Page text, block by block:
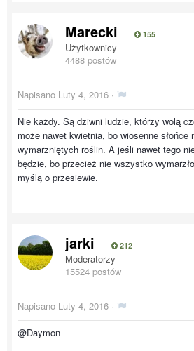
Marecki 155
Użytkownicy
4488 postów
Napisano Luty 4, 2016 ·
Nie każdy. Są dziwni ludzie, którzy wolą
może nawet kwietnia, bo wiosenne słońce
wymarzniętych roślin. A jeśli nawet tego
będzie, bo przecież nie wszystko
myślą o przesiewie.
jarki 212
Moderatorzy
15524 postów
Napisano Luty 4, 2016 ·
@Daymon